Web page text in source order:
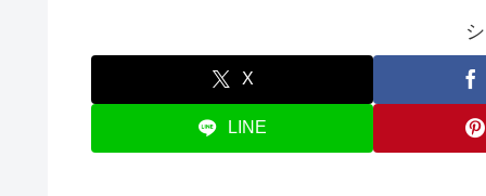
X
LINE